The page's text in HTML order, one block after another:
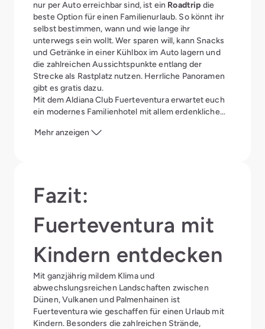
Strand auch ausreichend Gelegenheit zum sicheren
Baden und Planschen.
Parks und Zoos
Ein Besuch imOasis Parkauf der Halbinsel Jandia
zählt für die meisten Familien zu den absoluten
Highlights ihres Fuerteventura-Aufenthaltes. Über
3.000 Tiere 25 verschiedener Arten gibt es hier zu
sehen. Auch der botanische Garten lädt zum
Walskelett bestaunen möchte, kann dies auf dem
nur per Auto erreichbar sind, ist ein Roadtrip die
beste Option für einen Familienurlaub. So könnt ihr
selbst bestimmen, wann und wie lange ihr
unterwegs sein wollt. Wer sparen will, kann Snacks
und Getränke in einer Kühlbox im Auto lagern und
die zahlreichen Aussichtspunkte entlang der
Strecke als Rastplatz nutzen. Herrliche Panoramen
gibt es gratis dazu.
Mit dem Aldiana Club Fuerteventura erwartet euch
ein modernes Familienhotel mit allem erdenklichem
erholsame Auszeit gönnen, sind junge Gäste im
geboten. Das Hauptrestaurant hält ein eigenes
Kinderbuffet bereit.
Mehr anzeigen
Fazit:
Fuerteventura mit
Kindern entdecken
Mit ganzjährig mildem Klima und
abwechslungsreichen Landschaften zwischen
Dünen, Vulkanen und Palmenhainen ist
Fuerteventura wie geschaffen für einen Urlaub mit
Kindern. Besonders die zahlreichen Strände,